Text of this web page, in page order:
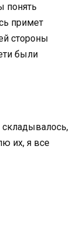
понять
примет
стороны
были
складывалось,
их, я все